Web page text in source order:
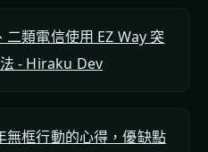
二類電信使用 EZ Way 突
- Hiraku Dev
無框行動的心得，優缺點